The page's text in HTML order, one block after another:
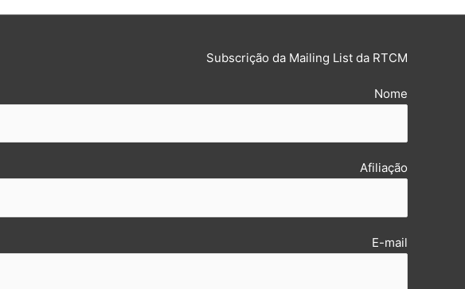
Subscrição da Mailing List da RTCM
Nome
Afiliação
E-mail